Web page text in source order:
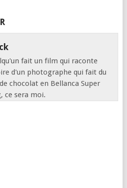
fait un film qui raconte
d'un photographe qui fait du
chocolat en Bellanca Super
ce sera moi.